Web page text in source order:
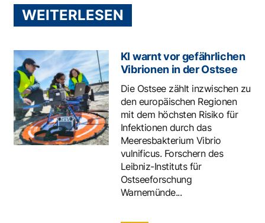
WEITERLESEN
KI warnt vor gefährlichen
Vibrionen in der Ostsee
Die Ostsee zählt inzwischen zu
den europäischen Regionen
mit dem höchsten Risiko für
Infektionen durch das
Meeresbakterium Vibrio
vulnificus. Forschern des
Leibniz-Instituts für
Ostseeforschung
Warnemünde...